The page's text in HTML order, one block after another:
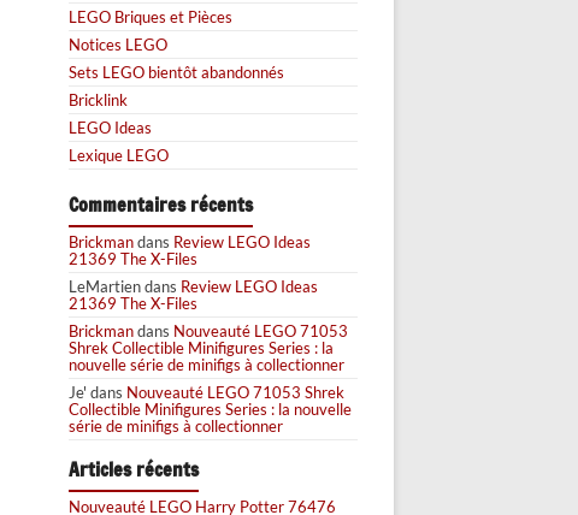
LEGO Briques et Pièces
Notices LEGO
Sets LEGO bientôt abandonnés
Bricklink
LEGO Ideas
Lexique LEGO
Commentaires récents
Brickmandans Review LEGO Ideas
21369 The X-Files
LeMartiendans Review LEGO Ideas
21369 The X-Files
Brickmandans Nouveauté LEGO 71053
Shrek Collectible Minifigures Series : la
nouvelle série de minifigs à collectionner
Je' dans Nouveauté LEGO 71053 Shrek
Collectible Minifigures Series : la nouvelle
série de minifigs à collectionner
Articles récents
Nouveauté LEGO Harry Potter 76476